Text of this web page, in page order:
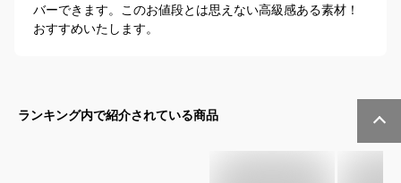
バーできます。このお値段とは思えない高級感ある素材！
おすすめいたします。
ランキング内で紹介されている商品